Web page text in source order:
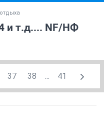
и т.д.... NF/НФ
37 38 ... 41